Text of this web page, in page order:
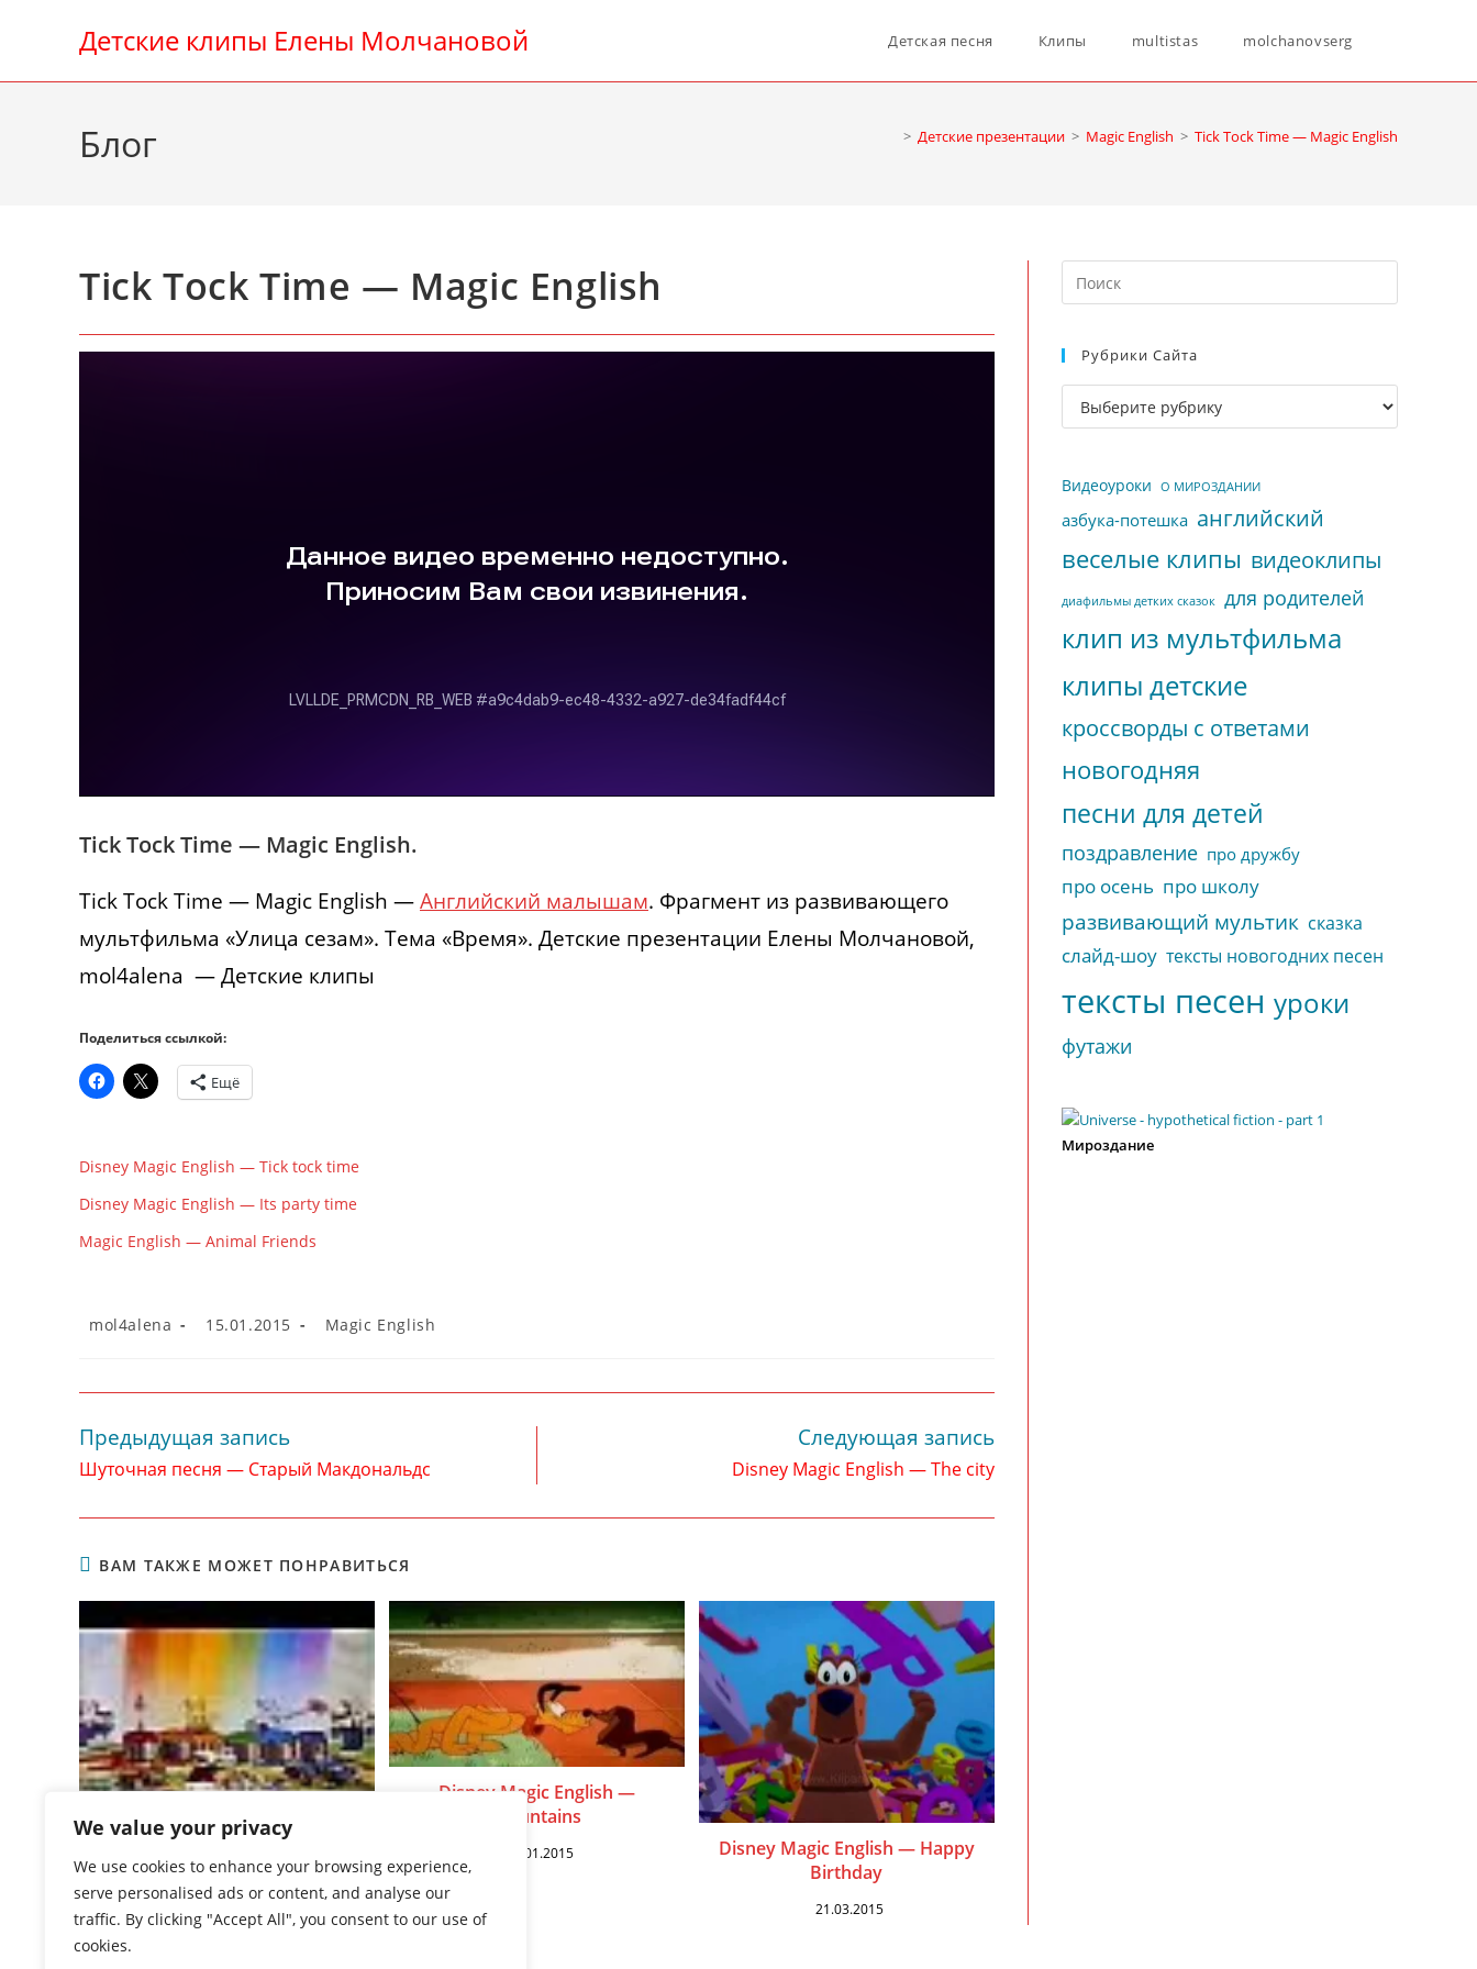
We value your privacy
We use cookies to enhance your browsing experience,
serve personalised ads or content, and analyse our
traffic. By clicking "Accept All", you consent to our use of
cookies.
Детские клипы Елены Молчановой Детская песня Клипы multistas molchanovserg
Блог > Детские презентации > Magic English > Tick Tock Time — Magic English
Tick Tock Time — Magic English
Tick Tock Time — Magic English.
Tick Tock Time — Magic English —Английский малышам. Фрагмент из развивающего
мультфильма «Улица сезам». Тема «Время». Детские презентации Елены Молчановой,
mol4alena — Детские клипы
Поделиться ссылкой:
Ещё
Disney Magic English — Tick tock time
Disney Magic English — Its party time
Magic English — Animal Friends
Автор
mol4alena
Запись
15.01.2015
Рубрика
записи:
Magic English
Читать
далее
статьи
Предыдущая запись
Шуточная песня — Старый Макдональдс
Следующая запись
Disney Magic English — The city
ВАМ ТАКЖЕ МОЖЕТ ПОНРАВИТЬСЯ
Disney Magic English — Lets
travel
Disney Magic English —
Mountains
17.01.2015
Disney Magic English — Happy
Birthday
21.03.2015
клавишу
закрыть
Рубрики Сайта
Рубрики
сайта
Видеоуроки О МИРОЗДАНИИ
азбука-потешка английский
веселые клипы видеоклипы
диафильмы детких сказок для родителей
клип из мультфильма
клипы детские
кроссворды с ответами
новогодняя
песни для детей
поздравление про дружбу
про осень про школу
развивающий мультик сказка
слайд-шоу тексты новогодних песен
тексты песен уроки
футажи
Мироздание